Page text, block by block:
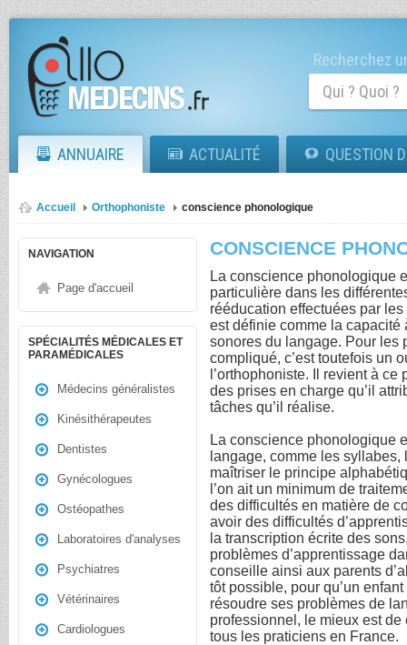
Recherchez
ANNUAIRE ACTUALITÉ QUESTION
Accueil Orthophoniste conscience phonologique
NAVIGATION
Page d'accueil
SPÉCIALITÉS MÉDICALES ET
PARAMÉDICALES
Médecins généralistes
Kinésithérapeutes
Dentistes
Gynécologues
Ostéopathes
Laboratoires d'analyses
Psychiatres
Vétérinaires
Cardiologues
CONSCIENCE
La conscience phonologique
particulière dans les
rééducation effectuées par
est définie comme la
sonores du langage. Pour les
compliqué, c’est toutefois un
l’orthophoniste. Il revient à
des prises en charge qu’il
tâches qu’il réalise.
La conscience phonologique
langage, comme les
maîtriser le principe
l’on ait un minimum de
des difficultés en matière de
avoir des difficultés
la transcription écrite des
problèmes d’apprentissage
conseille ainsi aux parents
tôt possible, pour qu’un
résoudre ses problèmes de
professionnel, le mieux est
tous les praticiens en France.